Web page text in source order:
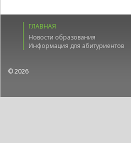
ГЛАВНАЯ
Новости образования
Информация для абитуриентов
© 2026